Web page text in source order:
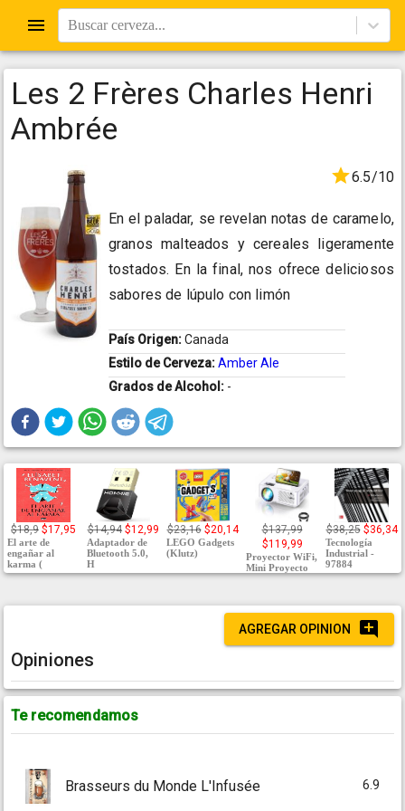
Buscar cerveza...
Les 2 Frères Charles Henri
Ambrée
6.5/10
En el paladar, se revelan notas de caramelo,
granos malteados y cereales ligeramente
tostados. En la final, nos ofrece deliciosos
sabores de lúpulo con limón
País Origen:Canada
Estilo de Cerveza:Amber Ale
Grados de Alcohol: -
$18,9 $17,95
El arte de
engañar al
karma (
$14,94 $12,99
Adaptador de
Bluetooth 5.0,
H
$23,16 $20,14
LEGO Gadgets
(Klutz)
$137,99
$119,99
Proyector WiFi,
Mini Proyecto
$38,25 $36,34
Tecnología
Industrial -
97884
AGREGAR OPINION
Opiniones
Te recomendamos
Brasseurs du Monde L'Infusée 6.9